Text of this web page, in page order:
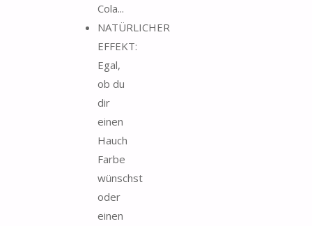
Cola...
NATÜRLICHER
EFFEKT:
Egal,
ob du
dir
einen
Hauch
Farbe
wünschst
oder
einen